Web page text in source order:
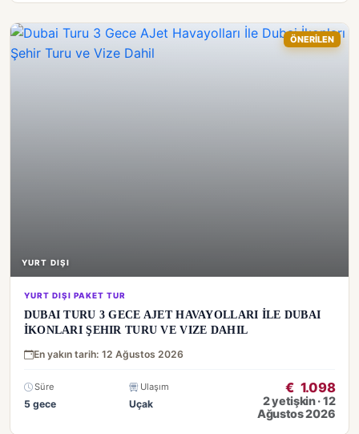
YURT DIŞI
ÖNERİLEN
YURT DIŞI PAKET TUR
DUBAI TURU 3 GECE AJET HAVAYOLLARI İLE DUBAI
İKONLARI ŞEHIR TURU VE VIZE DAHIL
En yakın tarih: 12 Ağustos 2026
Süre
5 gece
Ulaşım
Uçak
€ 1.098
2 yetişkin · 12
Ağustos 2026